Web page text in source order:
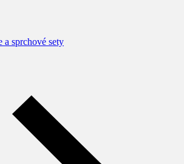
a sprchové sety